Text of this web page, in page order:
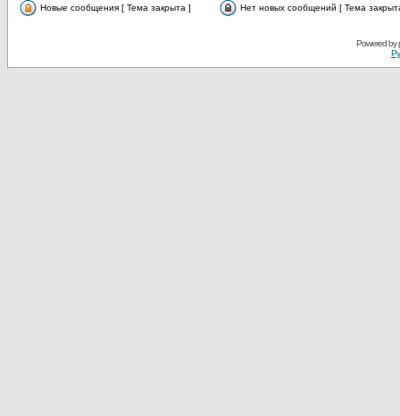
Новые сообщения [ Тема закрыта ]
Нет новых сообщений [ Тема
Powered by